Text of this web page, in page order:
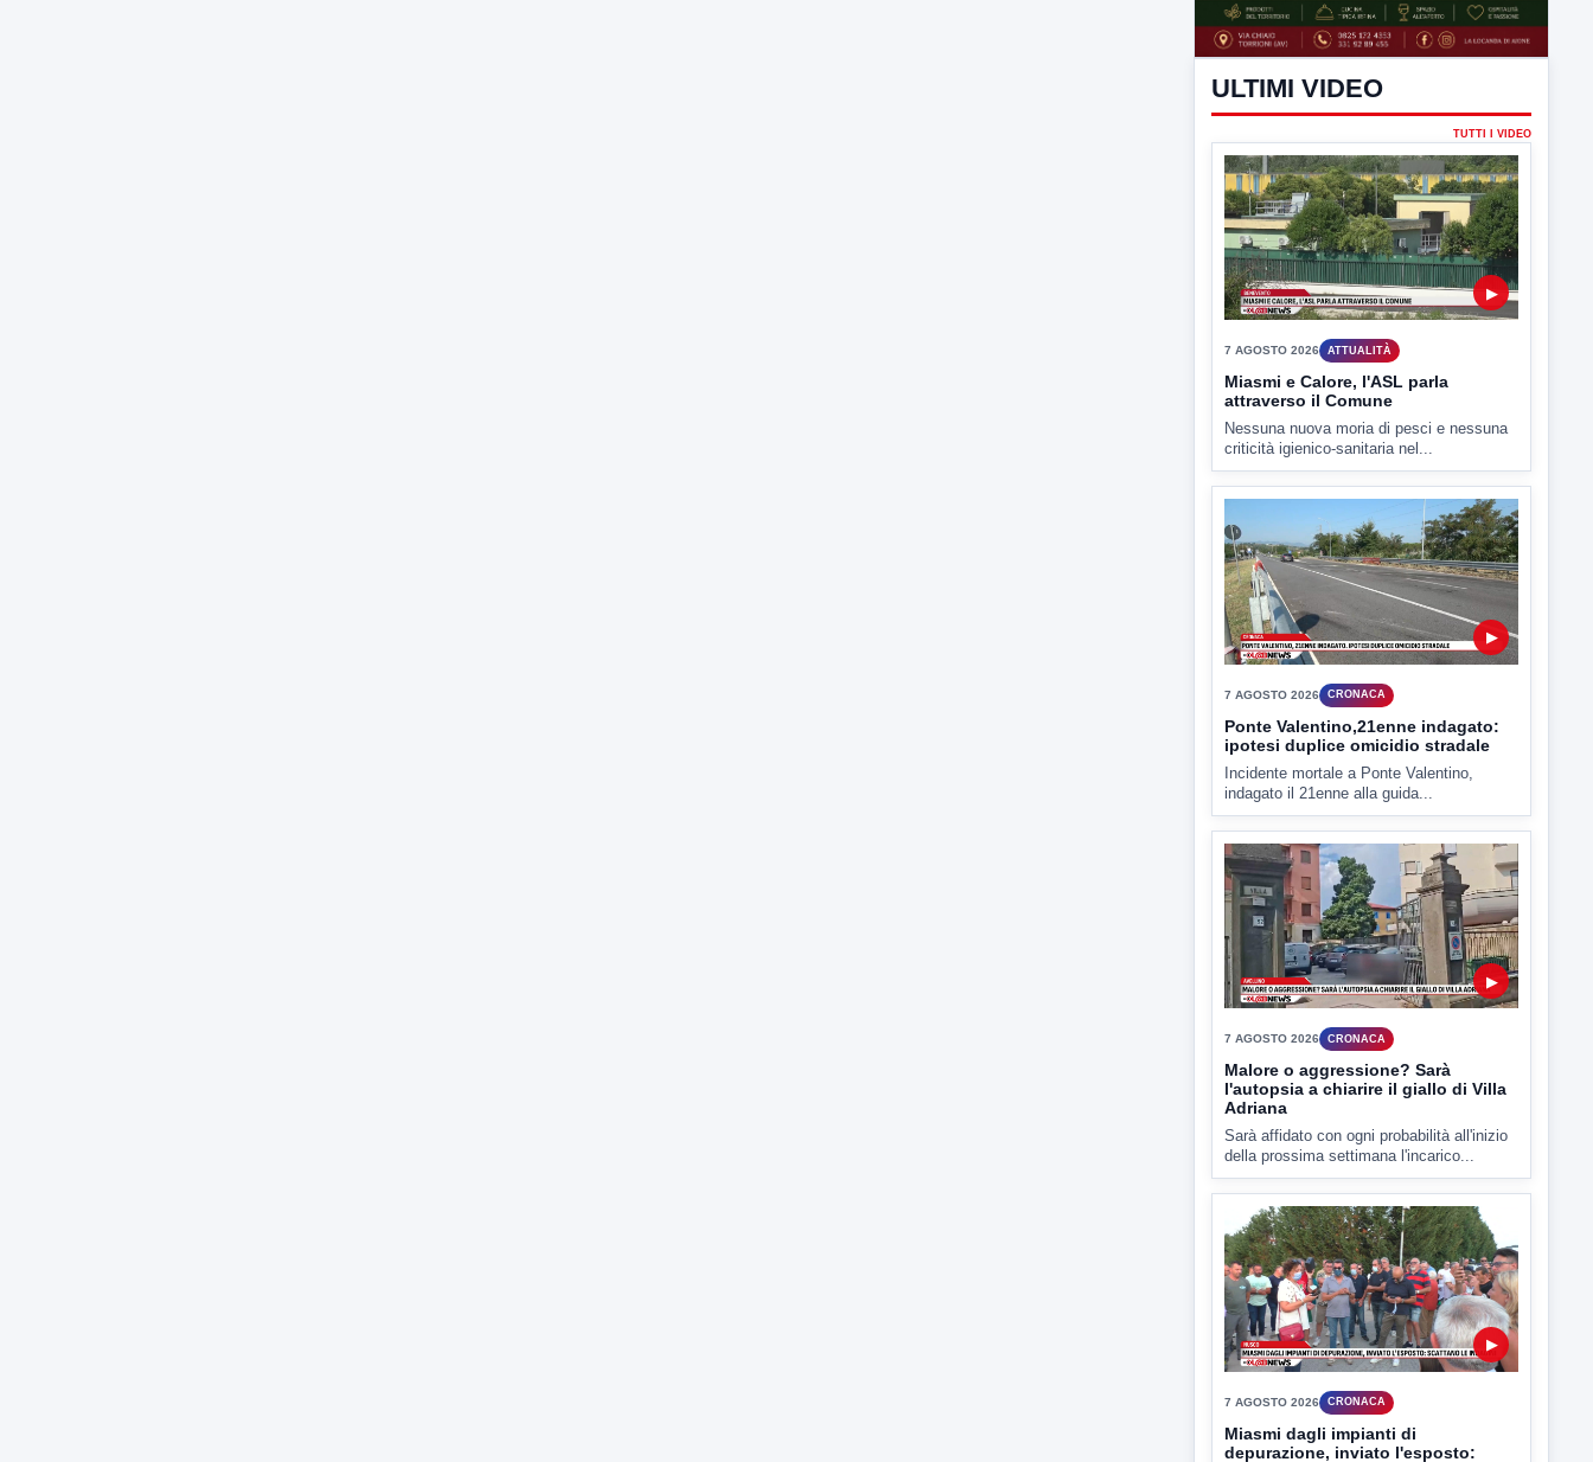
ULTIMI VIDEO
TUTTI I VIDEO
Miasmi e Calore, l'ASL parla
attraverso il Comune
Nessuna nuova moria di pesci e nessuna
criticità igienico-sanitaria nel...
▶
Ponte Valentino,21enne indagato:
ipotesi duplice omicidio stradale
Incidente mortale a Ponte Valentino,
indagato il 21enne alla guida...
7 AGOSTO 2026 CRONACA
Malore o aggressione? Sarà
l'autopsia a chiarire il giallo di Villa
Adriana
Sarà affidato con ogni probabilità all'inizio
della prossima settimana l'incarico...